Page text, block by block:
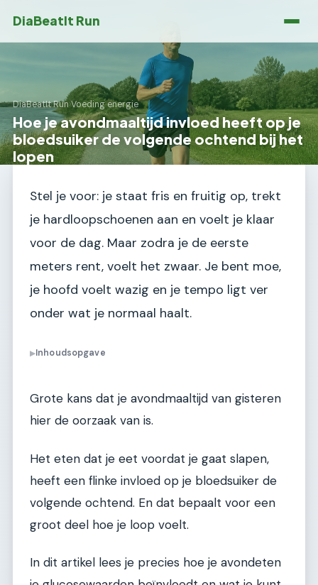
DiaBeatIt Run
DiaBeatIt Run›Voeding energie
Hoe je avondmaaltijd invloed heeft op je
bloedsuiker de volgende ochtend bij het
lopen
Stel je voor: je staat fris en fruitig op, trekt
je hardloopschoenen aan en voelt je klaar
voor de dag. Maar zodra je de eerste
meters rent, voelt het zwaar. Je bent moe,
je hoofd voelt wazig en je tempo ligt ver
onder wat je normaal haalt.
▶Inhoudsopgave
Grote kans dat je avondmaaltijd van gisteren
hier de oorzaak van is.
Het eten dat je eet voordat je gaat slapen,
heeft een flinke invloed op je bloedsuiker de
volgende ochtend. En dat bepaalt voor een
groot deel hoe je loop voelt.
In dit artikel lees je precies hoe je avondeten